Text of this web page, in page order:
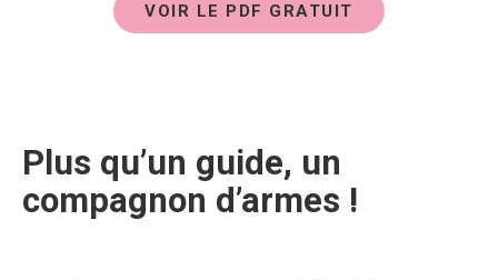
VOIR LE PDF GRATUIT
Plus qu’un guide, un
compagnon d’armes !